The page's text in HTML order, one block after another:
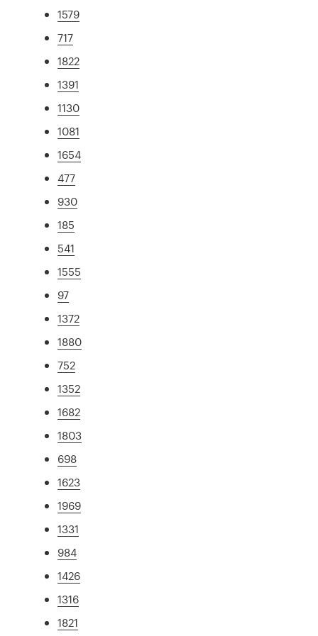
1579
717
1822
1391
1130
1081
1654
477
930
185
541
1555
97
1372
1880
752
1352
1682
1803
698
1623
1969
1331
984
1426
1316
1821